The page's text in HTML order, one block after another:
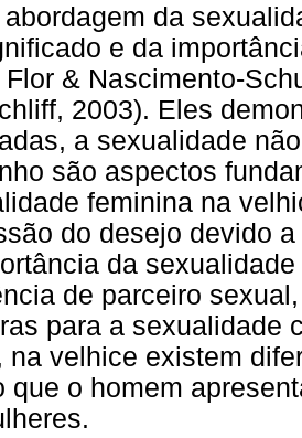
abordagem da
e da
Flor & Nascimento-
2003). Eles
a sexualidade
são aspectos
feminina na
do desejo devido
da
de parceiro
para a sexualidade
na velhice existem
que o homem